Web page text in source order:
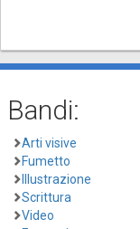
Bandi:
Arti visive
Fumetto
Illustrazione
Scrittura
Video